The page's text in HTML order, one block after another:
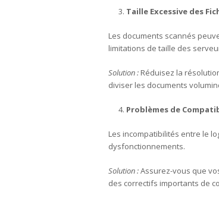
Taille Excessive des
Les documents scannés
limitations de taille des
Solution : Réduisez la
diviser les documents
Problèmes de
Les incompatibilités entre le
dysfonctionnements.
Solution :Assurez-vous que
des correctifs importants de